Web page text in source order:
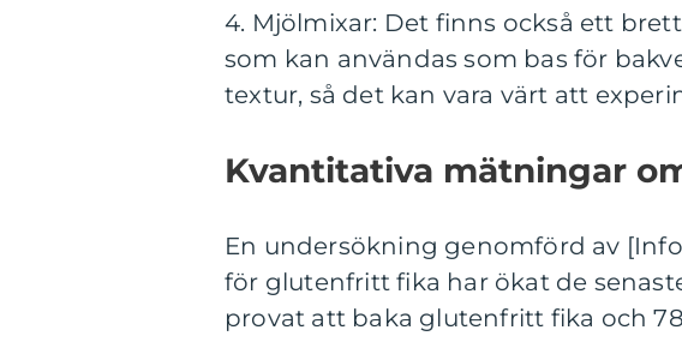
4. Mjölmixar: Det finns också ett
som kan användas som bas för
textur, så det kan vara värt att
Kvantitativa mätningar
En undersökning genomförd av
för glutenfritt fika har ökat de
provat att baka glutenfritt fika och